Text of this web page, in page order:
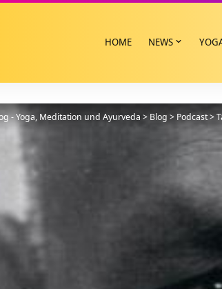
HOME NEWS
- Yoga, Meditation und Ayurveda > Blog > Podcast>